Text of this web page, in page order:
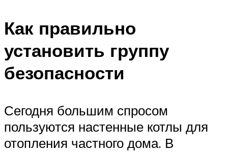
Как правильно
установить группу
безопасности
Сегодня большим спросом
пользуются настенные котлы для
отопления частного дома. В